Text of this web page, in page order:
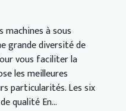
machines à sous
grande diversité de
vous faciliter la
les meilleures
particularités. Les six
qualité En...